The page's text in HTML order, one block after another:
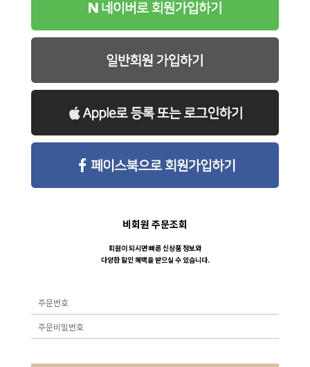
비회원 주문조회
회원이 되시면 빠른 신상품 정보와
다양한 할인 혜택을 받으실 수 있습니다.